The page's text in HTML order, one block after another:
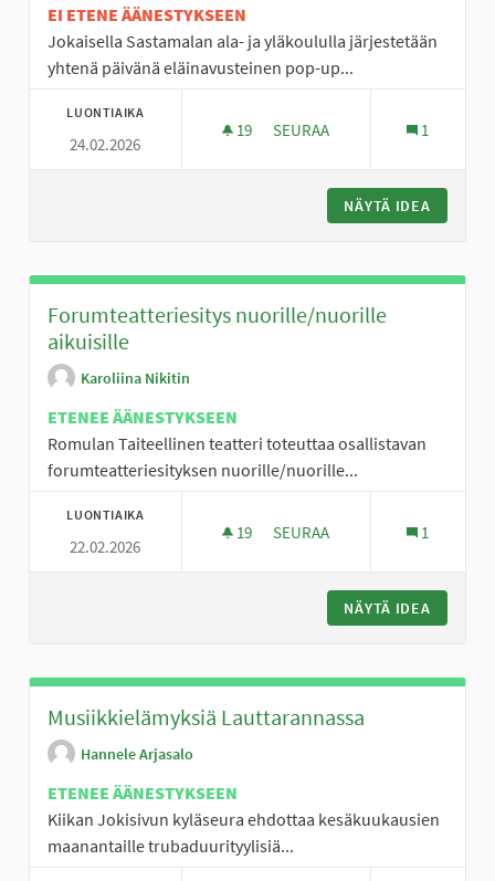
EI ETENE ÄÄNESTYKSEEN
Jokaisella Sastamalan ala- ja yläkoululla järjestetään
yhtenä päivänä eläinavusteinen pop-up...
LUONTIAIKA
24.02.2026
19 19 SEURAAJAA
SEURAA 1
NÄYTÄ IDEA
Forumteatteriesitys nuorille/nuorille
aikuisille
Karoliina Nikitin
ETENEE ÄÄNESTYKSEEN
Romulan Taiteellinen teatteri toteuttaa osallistavan
forumteatteriesityksen nuorille/nuorille...
LUONTIAIKA
22.02.2026
19 19 SEURAAJAA
SEURAA 1
NÄYTÄ IDEA
Musiikkielämyksiä Lauttarannassa
Hannele Arjasalo
ETENEE ÄÄNESTYKSEEN
Kiikan Jokisivun kyläseura ehdottaa kesäkuukausien
maanantaille trubaduurityylisiä...